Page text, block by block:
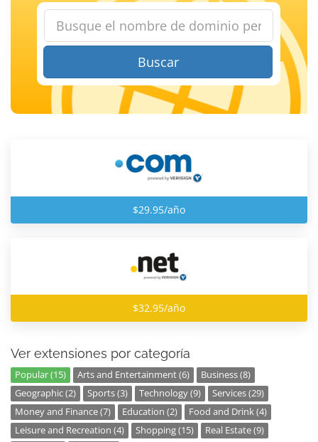
Buscar
$29.95/año
$32.95/año
Ver extensiones por categoría
Popular (15) Arts and Entertainment (6)
Business (8)
Geographic (2)
Sports (3) Technology (9)
Services (29)
Money and Finance (7)
Education (2)
Food and Drink (4)
Leisure and Recreation (4)
Shopping (15)
Real Estate (9)